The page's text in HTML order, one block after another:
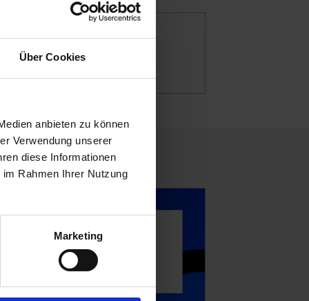
Über Cookies
anbieten zu können
Verwendung unserer
diese Informationen
Rahmen Ihrer Nutzung
Marketing